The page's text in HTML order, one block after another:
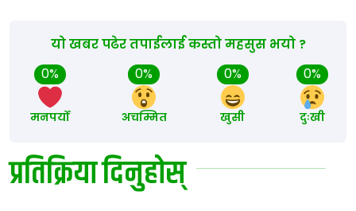
यो खबर पढेर तपाईलाई कस्तो महसुस भयो ?
0%
मनपर्यो
0%
अचम्मित
0%
खुसी
0%
दुःखी
प्रतिक्रिया दिनुहोस्